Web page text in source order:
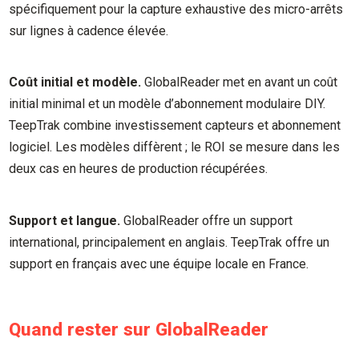
spécifiquement pour la capture exhaustive des micro-arrêts
sur lignes à cadence élevée.
Coût initial et modèle. GlobalReader met en avant un coût
initial minimal et un modèle d’abonnement modulaire DIY.
TeepTrak combine investissement capteurs et abonnement
logiciel. Les modèles diffèrent ; le ROI se mesure dans les
deux cas en heures de production récupérées.
Support et langue. GlobalReader offre un support
international, principalement en anglais. TeepTrak offre un
support en français avec une équipe locale en France.
Quand rester sur GlobalReader